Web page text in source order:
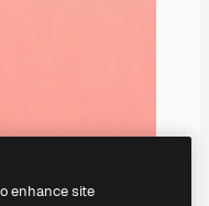
enhance site